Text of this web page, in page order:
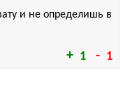
1 1
и не определишь в